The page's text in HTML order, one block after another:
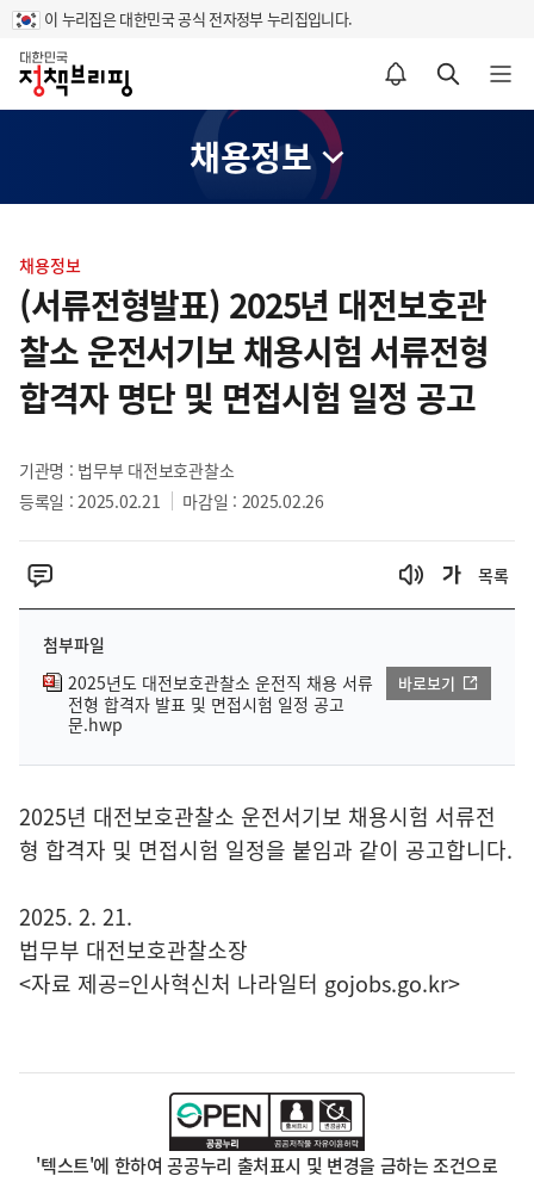
이 누리집은 대한민국 공식 전자정부 누리집입니다.
홈
알림설정 바로가기 검색 바로가기 메뉴 열기
채용정보
텐
츠
영
역
채용정보
(서류전형발표) 2025년 대전보호관
찰소 운전서기보 채용시험 서류전형
합격자 명단 및 면접시험 일정 공고
기관명 : 법무부 대전보호관찰소
등록일 : 2025.02.21
마감일 : 2025.02.26
목록
첨부파일
2025년도 대전보호관찰소 운전직 채용 서류
전형 합격자 발표 및 면접시험 일정 공고
문.hwp
바로보기
2025년 대전보호관찰소 운전서기보 채용시험 서류전
형 합격자 및 면접시험 일정을 붙임과 같이 공고합니다.
2025. 2. 21.
법무부 대전보호관찰소장
<자료 제공=인사혁신처 나라일터 gojobs.go.kr>
'텍스트'에 한하여 공공누리 출처표시 및 변경을 금하는 조건으로